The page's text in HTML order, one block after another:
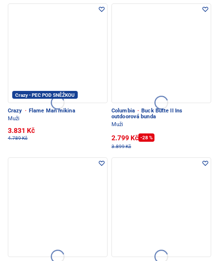
Crazy - PEC POD SNĚŽKOU
Crazy · Flame Man mikina
Muži
3.831 Kč
4.789 Kč
Columbia · Buck Butte II Ins
outdoorová bunda
Muži
2.799 Kč -28 %
3.899 Kč